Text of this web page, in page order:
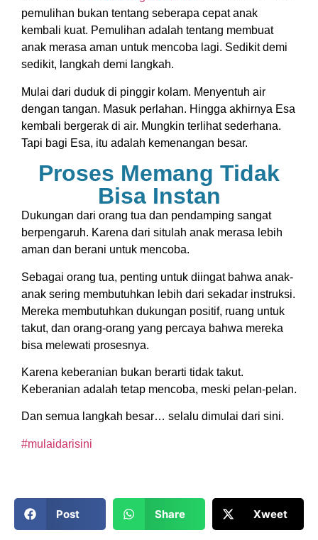
pemulihan bukan tentang seberapa cepat anak
kembali kuat. Pemulihan adalah tentang membuat
anak merasa aman untuk mencoba lagi. Sedikit demi
sedikit, langkah demi langkah.
Mulai dari duduk di pinggir kolam. Menyentuh air
dengan tangan. Masuk perlahan. Hingga akhirnya Esa
kembali bergerak di air. Mungkin terlihat sederhana.
Tapi bagi Esa, itu adalah kemenangan besar.
Proses Memang Tidak
Bisa Instan
Dukungan dari orang tua dan pendamping sangat
berpengaruh. Karena dari situlah anak merasa lebih
aman dan berani untuk mencoba.
Sebagai orang tua, penting untuk diingat bahwa anak-
anak sering membutuhkan lebih dari sekadar instruksi.
Mereka membutuhkan dukungan positif, ruang untuk
takut, dan orang-orang yang percaya bahwa mereka
bisa melewati prosesnya.
Karena keberanian bukan berarti tidak takut.
Keberanian adalah tetap mencoba, meski pelan-pelan.
Dan semua langkah besar… selalu dimulai dari sini.
#mulaidarisini
Post Share Xweet